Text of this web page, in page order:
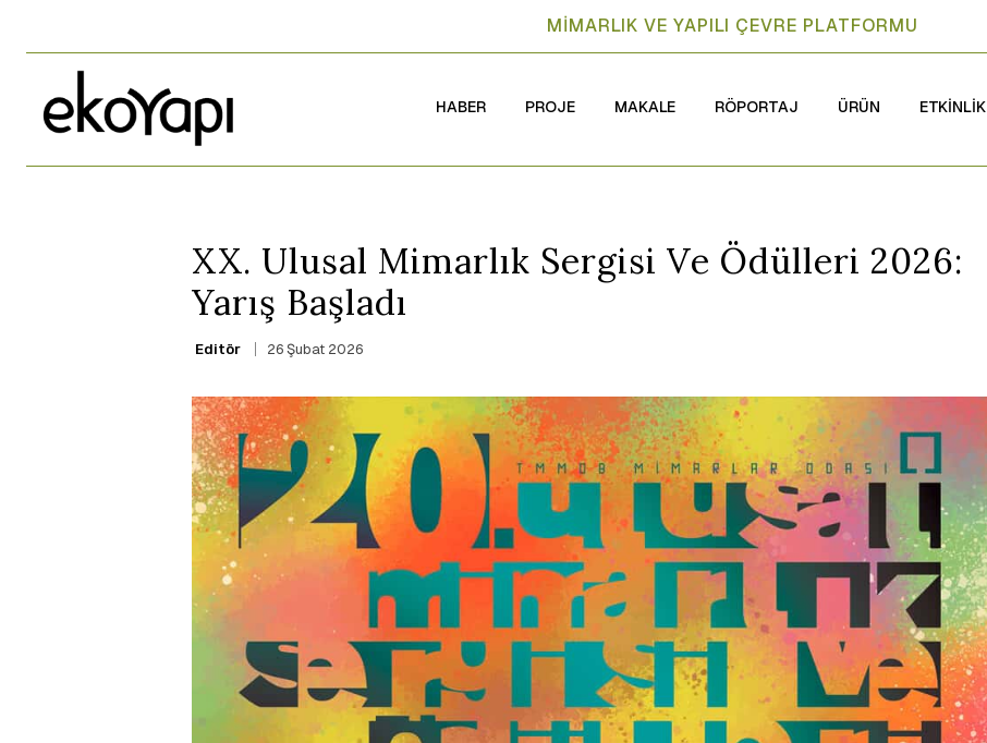
MİMARLIK VE YAPILI ÇEVRE PLATFORMU
HABER PROJE MAKALE RÖPORTAJ ÜRÜN ETKİNLİK
XX. Ulusal Mimarlık Sergisi Ve Ödülleri 2026:
Yarış Başladı
Editör 26 Şubat 2026